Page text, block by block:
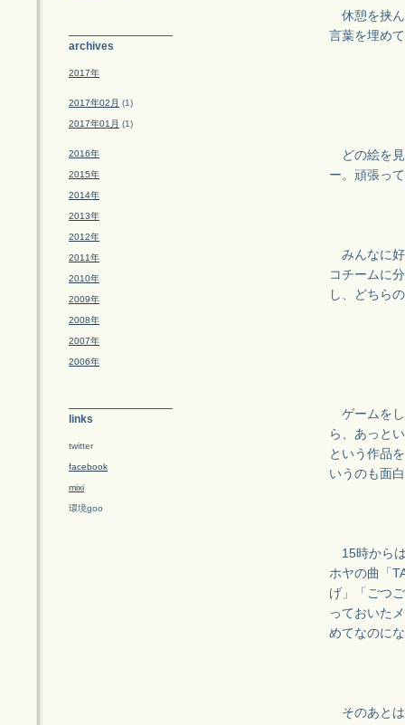
休憩を挟ん
言葉を埋め
どの絵を見
ー。頑張っ
みんなに好
コチームに
し、どちら
ゲームをし
ら、あっと
という作品
いうのも面
15時から
ホヤの曲「
げ」「ごつ
っておいた
めてなのに
そのあとは
archives
2017年
2017年02月 (1)
2017年01月 (1)
2016年
2015年
2014年
2013年
2012年
2011年
2010年
2009年
2008年
2007年
2006年
links
twitter
facebook
mixi
環境goo